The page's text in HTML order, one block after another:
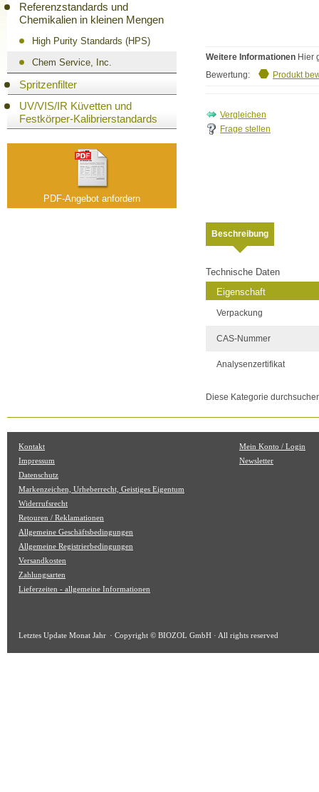
Referenzstandards und
Chemikalien in kleinen Mengen
High Purity Standards (HPS)
Chem Service, Inc.
Spritzenfilter
UV/VIS/IR Küvetten und
Festkörper-Kalibrierstandards
PDF-Angebot anfordern
Weitere Informationen Hier
Bewertung:
Produkt
Frage stellen
Beschreibung
Technische Daten
Eigenschaft
Verpackung
CAS-Nummer
Analysenzertifikat
Diese Kategorie
Kontakt
Impressum
Datenschutz
Markenzeichen, Urheberrecht, Geistiges Eigentum
Widerrufsrecht
Retouren / Reklamationen
Allgemeine Geschäftsbedingungen
Allgemeine Registrierbedingungen
Versandkosten
Zahlungsarten
Lieferzeiten - allgemeine Informationen
Mein Konto / Login
Newsletter
Letztes Update Monat Jahr · Copyright © BIOZOL GmbH · All rights reserved